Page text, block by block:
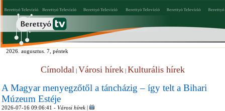
2026. augusztus. 7, péntek
Címoldal | Városi hírek| Kulturális hírek
A Magyar menyegzőtől a táncházig – így telt a Bihari
Múzeum Estéje
2026-07-16 09:06:41 - Városi hírek |